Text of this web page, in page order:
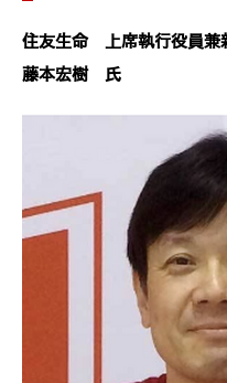
住友生命 上席執行役員兼
藤本宏樹 氏